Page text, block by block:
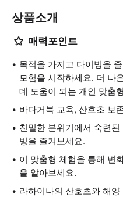
상품소개
매력포인트
목적을 가지고 다이빙을
모험을 시작하세요. 더 나
데 도움이 되는 개인 맞춤
바다거북 교육, 산호초 보
친밀한 분위기에서 숙련
빙을 즐겨보세요.
이 맞춤형 체험을 통해 변
을 알아보세요.
라하이나의 산호초와 해